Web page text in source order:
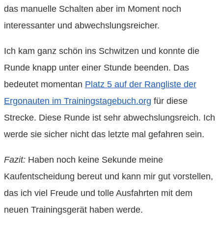
das manuelle Schalten aber im Moment noch
interessanter und abwechslungsreicher.
Ich kam ganz schön ins Schwitzen und konnte die
Runde knapp unter einer Stunde beenden. Das
bedeutet momentan Platz 5 auf der Rangliste der
Ergonauten im Trainingstagebuch.org für diese
Strecke. Diese Runde ist sehr abwechslungsreich. Ich
werde sie sicher nicht das letzte mal gefahren sein.
Fazit: Haben noch keine Sekunde meine
Kaufentscheidung bereut und kann mir gut vorstellen,
das ich viel Freude und tolle Ausfahrten mit dem
neuen Trainingsgerät haben werde.